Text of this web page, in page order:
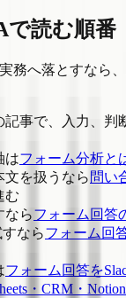
で読む順番
務へ落とすなら
記事で、入力、判
はフォーム分析と
文を扱うなら 問い
む
ならフォーム回答
ならフォーム回
フォーム回答を
・CRM・